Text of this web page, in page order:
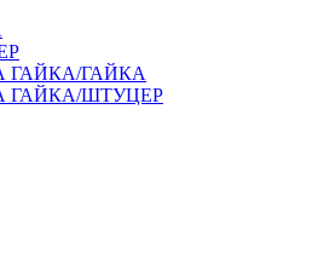
ГАЙКА/ГАЙКА
ГАЙКА/ШТУЦЕР